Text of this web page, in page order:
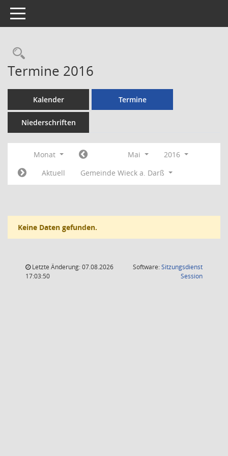
Toggle navigation
Rechercheauswahl
Termine 2016
Kalender Termine
Niederschriften
Monat Mai
2016
Aktuell
Gemeinde Wieck a. Darß
Keine Daten gefunden.
Letzte Änderung: 07.08.2026
17:03:50
Software:Sitzungsdienst
Session(Wird in